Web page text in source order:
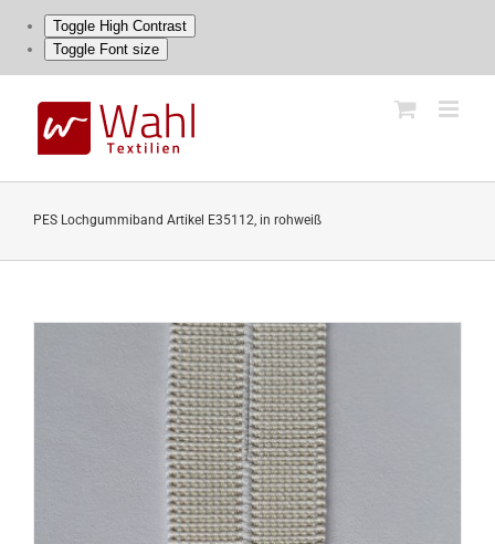
Toggle High Contrast
Toggle Font size
content
PES Lochgummiband Artikel E35112, in rohweiß